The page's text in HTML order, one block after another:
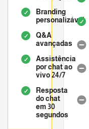
Branding
personalizável
Q&A
avançadas
Assistência
por chat ao
vivo 24/7
Resposta
do chat
em 30
segundos